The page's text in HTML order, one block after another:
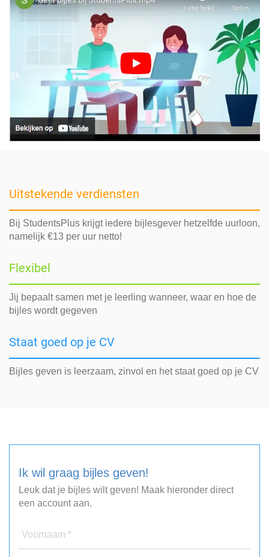
Uitstekende verdiensten
Bij StudentsPlus krijgt iedere bijlesgever hetzelfde uurloon,
namelijk €13 per uur netto!
Flexibel
Jij bepaalt samen met je leerling wanneer, waar en hoe de
bijles wordt gegeven
Staat goed op je CV
Bijles geven is leerzaam, zinvol en het staat goed op je CV
Ik wil graag bijles geven!
Leuk dat je bijles wilt geven! Maak hieronder direct
een account aan.
Voornaam *